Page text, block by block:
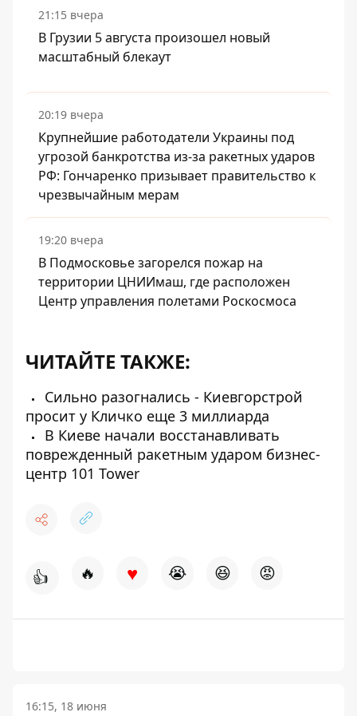
21:15 вчера
В Грузии 5 августа произошел новый
масштабный блекаут
20:19 вчера
Крупнейшие работодатели Украины под
угрозой банкротства из-за ракетных ударов
РФ: Гончаренко призывает правительство к
чрезвычайным мерам
19:20 вчера
В Подмосковье загорелся пожар на
территории ЦНИИмаш, где расположен
Центр управления полетами Роскосмоса
ЧИТАЙТЕ ТАКЖЕ:
Сильно разогнались - Киевгорстрой
просит у Кличко еще 3 миллиарда
В Киеве начали восстанавливать
поврежденный ракетным ударом бизнес-
центр 101 Tower
👍 🔥 ♥ 😭 😆 😡
16:15, 18 июня